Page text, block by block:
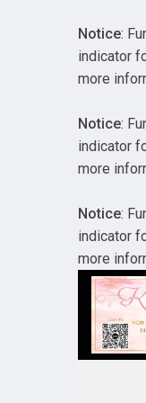
Notice:
indicator
more
Notice:
indicator
more
Notice:
indicator
more
Skip
content